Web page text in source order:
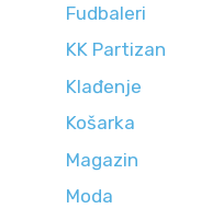
Fudbaleri
KK Partizan
Klađenje
Košarka
Magazin
Moda